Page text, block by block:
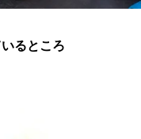
るところ